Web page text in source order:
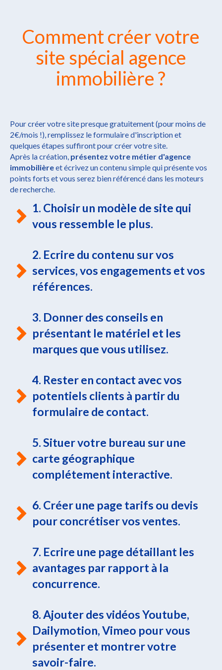
Comment créer votre
site spécial agence
immobilière ?
Pour créer votre site presque gratuitement (pour moins de
2€/mois !), remplissez le formulaire d'inscription et
quelques étapes suffiront pour créer votre site.
Après la création, présentez votre métier d'agence
immobilièreet écrivez un contenu simple qui présente vos
points forts et vous serez bien référencé dans les moteurs
de recherche.
1. Choisir un modèle de site qui
vous ressemble le plus.
2. Ecrire du contenu sur vos
services, vos engagements et vos
références.
3. Donner des conseils en
présentant le matériel et les
marques que vous utilisez.
4. Rester en contact avec vos
potentiels clients à partir du
formulaire de contact.
5. Situer votre bureau sur une
carte géographique
complétement interactive.
6. Créer une page tarifs ou devis
pour concrétiser vos ventes.
7. Ecrire une page détaillant les
avantages par rapport à la
concurrence.
8. Ajouter des vidéos Youtube,
Dailymotion, Vimeo pour vous
présenter et montrer votre
savoir-faire.